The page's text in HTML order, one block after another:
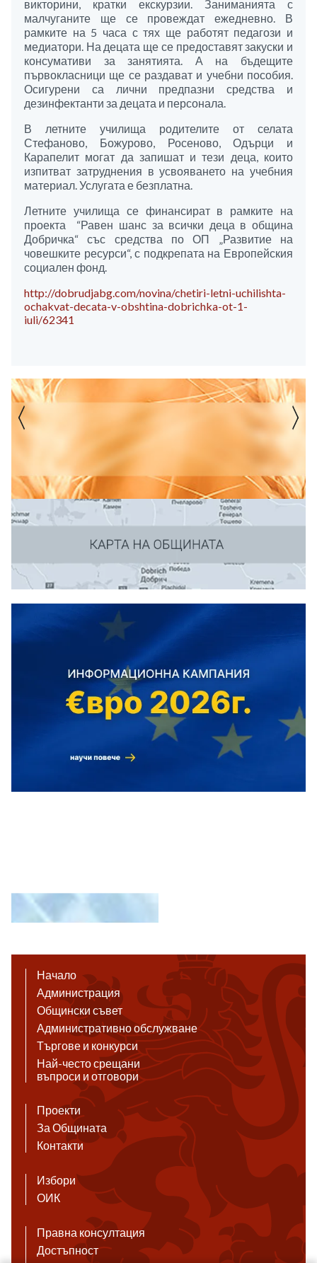
викторини, кратки екскурзии. Заниманията с
малчуганите ще се провеждат ежедневно. В
рамките на 5 часа с тях ще работят педагози и
медиатори. На децата ще се предоставят закуски и
консумативи за занятията. А на бъдещите
първокласници ще се раздават и учебни пособия.
Осигурени са лични предпазни средства и
дезинфектанти за децата и персонала.
В летните училища родителите от селата
Стефаново, Божурово, Росеново, Одърци и
Карапелит могат да запишат и тези деца, които
изпитват затруднения в усвояването на учебния
материал. Услугата е безплатна.
Летните училища се финансират в рамките на
проекта “Равен шанс за всички деца в община
Добричка“ със средства по ОП „Развитие на
човешките ресурси“, с подкрепата на Европейския
социален фонд.
http://dobrudjabg.com/novina/chetiri-letni-uchilishta-
ochakvat-decata-v-obshtina-dobrichka-ot-1-
iuli/62341
Начало
Администрация
Общински съвет
Административно обслужване
Търгове и конкурси
Най-често срещани
въпроси и отговори
Проекти
За Общината
Контакти
Избори
ОИК
Правна консултация
Достъпност